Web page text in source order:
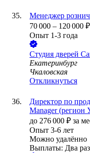
Менеджер
70 000 – 120 000 ₽
Опыт 1-3 года
Студия дверей
Екатеринбург
Чкаловская
Откликнуться
Директор по
Manager (регион
до 276 000 ₽ за
Опыт 3-6 лет
Можно удалённо
Выплаты: Два